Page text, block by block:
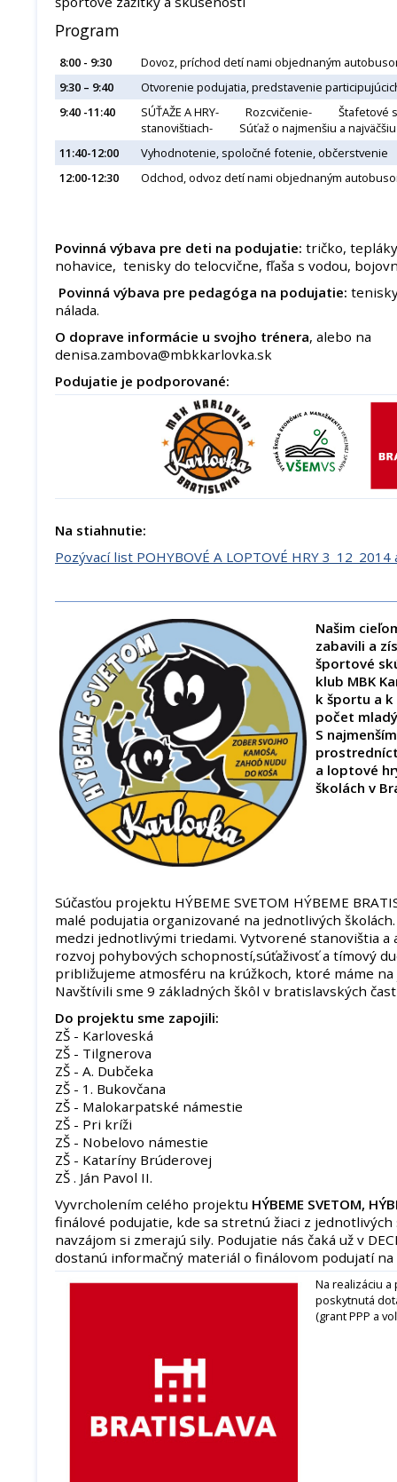
Program
8:00 - 9:30
Dovoz, príchod detí nami objednaným
9:30 – 9:40
Otvorenie podujatia, predstavenie
9:40 -11:40
SÚŤAŽE A HRY- Rozcvičenie-
stanovištiach- Súťaž o najmenšiu a
11:40-12:00
Vyhodnotenie, spoločné fotenie, občerstvenie
12:00-12:30
Odchod, odvoz detí nami objednaným
Povinná výbava pre deti na podujatie: tričko,
nohavice, tenisky do telocvične, fľaša s vodou,
Povinná výbava pre pedagóga na podujatie:
nálada.
O doprave informácie u svojho trénera, alebo na
denisa.zambova@mbkkarlovka.sk
Podujatie je podporované:
Na stiahnutie:
Pozývací list POHYBOVÉ A LOPTOVÉ HRY
Našim
zabavili a
športové
klub MBK
k športu a
počet
S
a loptové
školách v
Súčasťou projektu HÝBEME SVETOM HÝBEME
malé podujatia organizované na jednotlivých
medzi jednotlivými triedami. Vytvorené stanovištia
rozvoj pohybových schopností,súťaživosť a tímový
približujeme atmosféru na krúžkoch, ktoré máme
Navštívili sme 9 základných škôl v bratislavských
Do projektu sme zapojili:
ZŠ - Karloveská
ZŠ - Tilgnerova
ZŠ - A. Dubčeka
ZŠ - 1. Bukovčana
ZŠ - Malokarpatské námestie
ZŠ - Pri kríži
ZŠ - Nobelovo námestie
ZŠ - Kataríny Brúderovej
ZŠ . Ján Pavol II.
Vyvrcholením celého projektu HÝBEME SVETOM,
finálové podujatie, kde sa stretnú žiaci z
navzájom si zmerajú sily. Podujatie nás čaká už v
dostanú informačný materiál o finálovom podujatí
Na realizáciu
poskytnutá
(grant PPP a